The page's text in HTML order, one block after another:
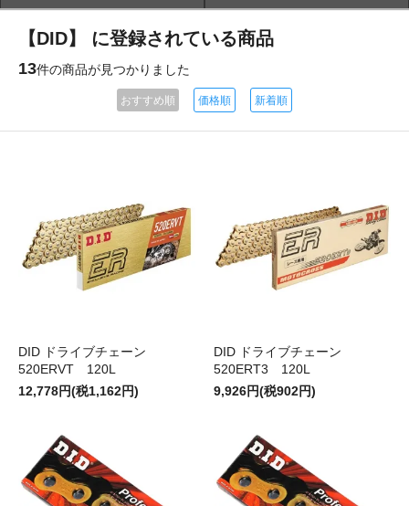
【DID】 に登録されている商品
13件の商品が見つかりました
おすすめ順 価格順 新着順
DID ドライブチェーン
520ERVT 120L
12,778円(税1,162円)
DID ドライブチェーン
520ERT3 120L
9,926円(税902円)